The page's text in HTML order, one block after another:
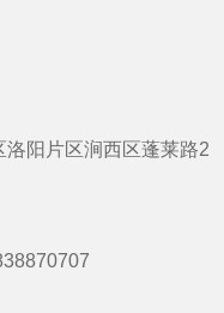
阳片区涧西区蓬莱路2